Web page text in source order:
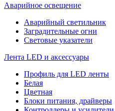
Аварийное освещение
Аварийный светильник
Заградительные огни
Световые указатели
Лента LED и аксессуары
Профиль для LED ленты
Белая
Цветная
Блоки питания, драйверы